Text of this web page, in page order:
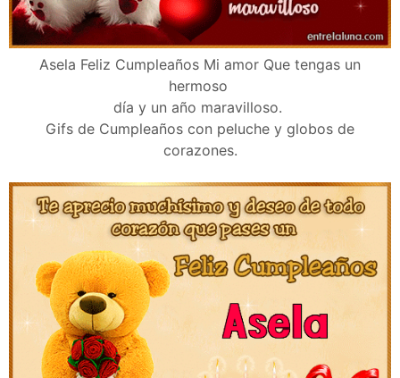
Asela Feliz Cumpleaños Mi amor Que tengas un
hermoso
día y un año maravilloso.
Gifs de Cumpleaños con peluche y globos de
corazones.